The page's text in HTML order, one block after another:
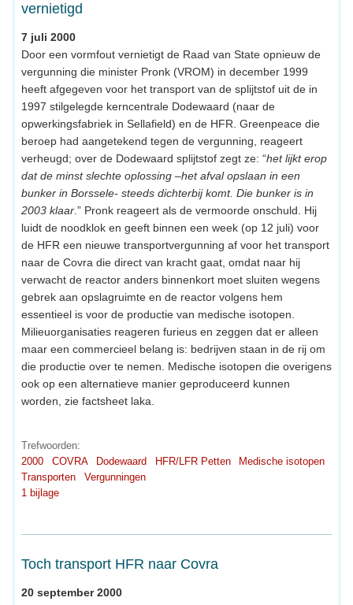
vernietigd
7 juli 2000
Door een vormfout vernietigt de Raad van State opnieuw de
vergunning die minister Pronk (VROM) in december 1999
heeft afgegeven voor het transport van de splijtstof uit de in
1997 stilgelegde kerncentrale Dodewaard (naar de
opwerkingsfabriek in Sellafield) en de HFR. Greenpeace die
beroep had aangetekend tegen de vergunning, reageert
verheugd; over de Dodewaard splijtstof zegt ze: “het lijkt erop
dat de minst slechte oplossing –het afval opslaan in een
bunker in Borssele- steeds dichterbij komt. Die bunker is in
2003 klaar.” Pronk reageert als de vermoorde onschuld. Hij
luidt de noodklok en geeft binnen een week (op 12 juli) voor
de HFR een nieuwe transportvergunning af voor het transport
naar de Covra die direct van kracht gaat, omdat naar hij
verwacht de reactor anders binnenkort moet sluiten wegens
gebrek aan opslagruimte en de reactor volgens hem
essentieel is voor de productie van medische isotopen.
Milieuorganisaties reageren furieus en zeggen dat er alleen
maar een commercieel belang is: bedrijven staan in de rij om
die productie over te nemen. Medische isotopen die overigens
ook op een alternatieve manier geproduceerd kunnen
worden, zie factsheet laka.
Trefwoorden:
2000
COVRA Dodewaard HFR/LFR Petten
Medische isotopen
Transporten
Vergunningen
1 bijlage
Toch transport HFR naar Covra
20 september 2000